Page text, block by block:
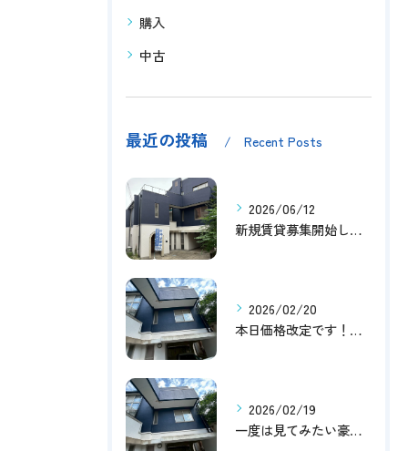
購入
中古
最近の投稿 Recent Posts
2026/06/12
新規賃貸募集開始しました！
2026/02/20
本日価格改定です！！このチャンスお見逃しなく！！！
2026/02/19
一度は見てみたい豪邸！！内覧受付中です～☆